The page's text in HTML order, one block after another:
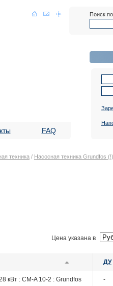
Поиск
FAQ
техника / Насосная техника Grundfos (!)
Цена указана в
ДУ
кВт : CM-A 10-2 : Grundfos -